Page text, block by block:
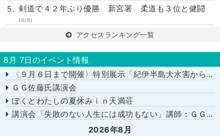
剣道で４２年ぶり優勝 新宮署 柔道も３位と健闘
(8/6)
アクセスランキング一覧
8月 7日のイベント情報
〈９月６日まで開催〉特別展示「紀伊半島大水害から１５年－あの日を忘れない－」
ＧＧ佐藤氏講演会
ぼくとわたしの夏休みｉｎ天満荘
講演会「失敗のない人生には成功もない」講師：ＧＧ佐藤さん
2026年8月